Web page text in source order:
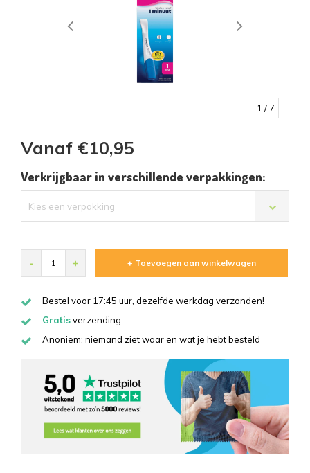
1 / 7
Vanaf €10,95
Verkrijgbaar in verschillende verpakkingen:
Kies een verpakking
- + + Toevoegen aan winkelwagen
Bestel voor 17:45 uur, dezelfde werkdag verzonden!
Gratisverzending
Anoniem: niemand ziet waar en wat je hebt besteld